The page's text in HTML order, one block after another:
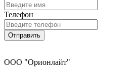
Телефон
Отправить
ООО "Орионлайт"